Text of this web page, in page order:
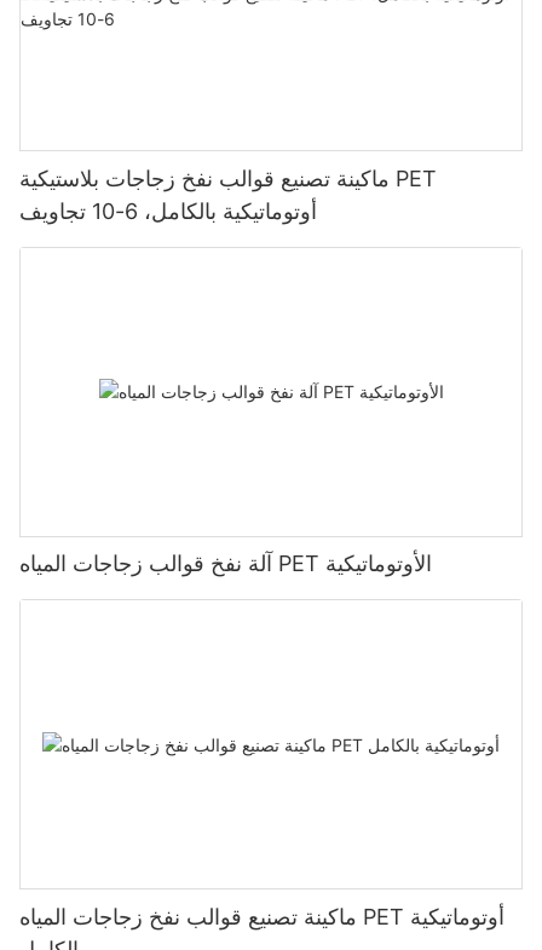
ماكينة تصنيع قوالب نفخ زجاجات بلاستيكية PET
أوتوماتيكية بالكامل، 6-10 تجاويف
آلة نفخ قوالب زجاجات المياه PET الأوتوماتيكية
ماكينة تصنيع قوالب نفخ زجاجات المياه PET أوتوماتيكية